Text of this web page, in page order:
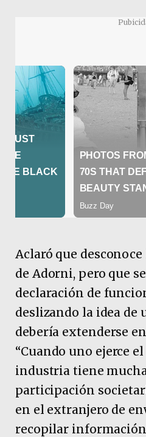
Aclaró que
de Adorni, pero que
declaración de
deslizando la idea de
debería extenderse
“Cuando uno ejerce
industria tiene
participación
en el extranjero de
recopilar